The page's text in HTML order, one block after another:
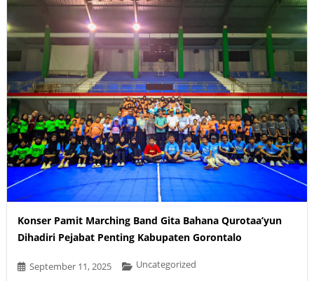
Konser Pamit Marching Band Gita Bahana Qurotaa’yun
Dihadiri Pejabat Penting Kabupaten Gorontalo
September 11, 2025 Uncategorized